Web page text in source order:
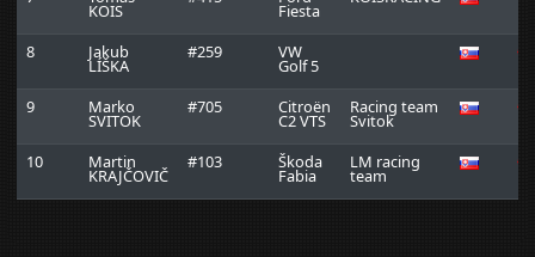
KOIS Fiesta
8 Jakub
LÍŠKA
#259 VW
Golf 5
9 Marko
SVITOK
#705 Citroën
C2 VTS
Racing team
Svitok
10 Martin
KRAJČOVIČ
#103 Škoda
Fabia
LM racing
team